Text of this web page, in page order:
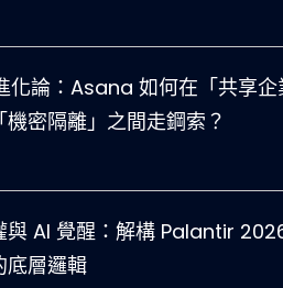
化論：Asana 如何在「共享企
機密隔離」之間走鋼索？
與 AI 覺醒：解構 Palantir
底層邏輯